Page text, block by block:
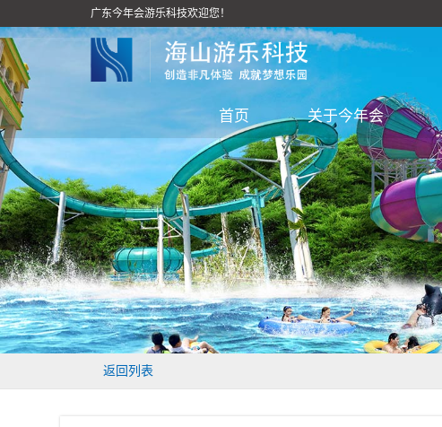
广东今年会游乐科技欢迎您！
首页 关于今年会
返回列表